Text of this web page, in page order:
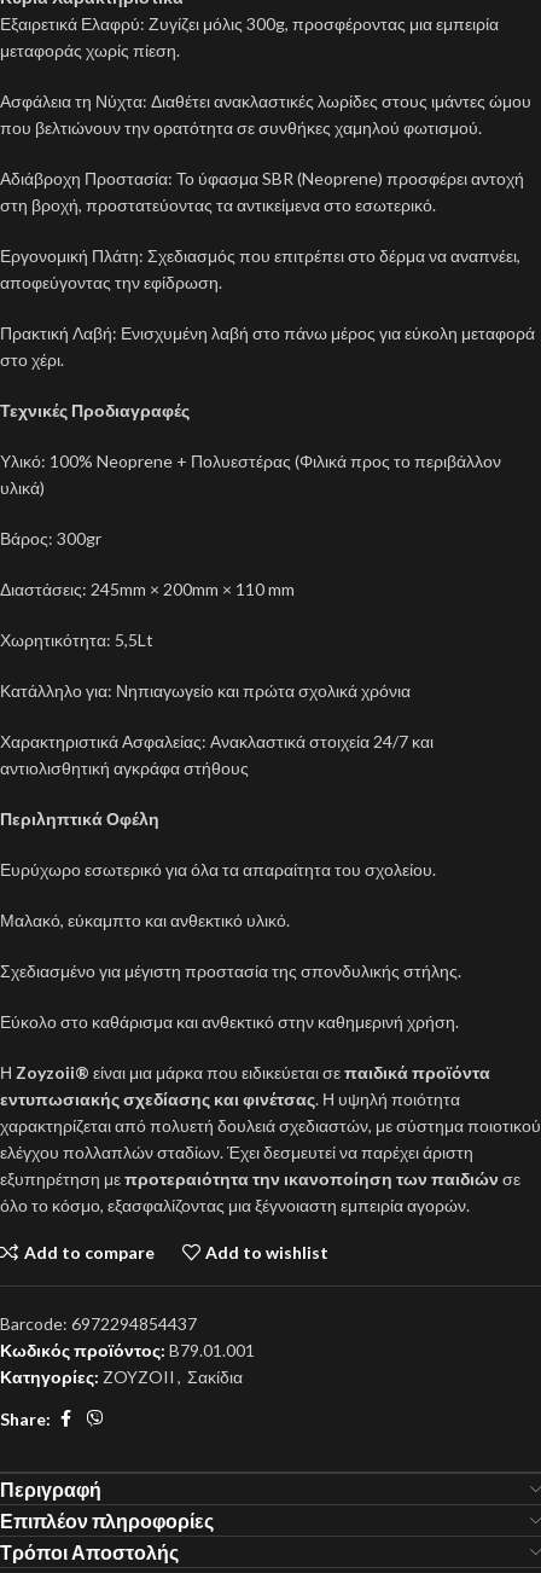
Εξαιρετικά Ελαφρύ: Ζυγίζει μόλις 300g, προσφέροντας μια εμπειρία
μεταφοράς χωρίς πίεση.
Ασφάλεια τη Νύχτα: Διαθέτει ανακλαστικές λωρίδες στους ιμάντες ώμου
που βελτιώνουν την ορατότητα σε συνθήκες χαμηλού φωτισμού.
Αδιάβροχη Προστασία: Το ύφασμα SBR (Neoprene) προσφέρει αντοχή
στη βροχή, προστατεύοντας τα αντικείμενα στο εσωτερικό.
Εργονομική Πλάτη: Σχεδιασμός που επιτρέπει στο δέρμα να αναπνέει,
αποφεύγοντας την εφίδρωση.
Πρακτική Λαβή: Ενισχυμένη λαβή στο πάνω μέρος για εύκολη μεταφορά
στο χέρι.
Τεχνικές Προδιαγραφές
Υλικό: 100% Neoprene + Πολυεστέρας (Φιλικά προς το περιβάλλον
υλικά)
Βάρος: 300gr
Διαστάσεις: 245mm × 200mm × 110 mm
Χωρητικότητα: 5,5Lt
Κατάλληλο για: Νηπιαγωγείο και πρώτα σχολικά χρόνια
Χαρακτηριστικά Ασφαλείας: Ανακλαστικά στοιχεία 24/7 και
αντιολισθητική αγκράφα στήθους
Περιληπτικά Οφέλη
Ευρύχωρο εσωτερικό για όλα τα απαραίτητα του σχολείου.
Μαλακό, εύκαμπτο και ανθεκτικό υλικό.
Σχεδιασμένο για μέγιστη προστασία της σπονδυλικής στήλης.
Εύκολο στο καθάρισμα και ανθεκτικό στην καθημερινή χρήση.
Η Zoyzoii® είναι μια μάρκα που ειδικεύεται σεπαιδικά προϊόντα
εντυπωσιακής σχεδίασης και φινέτσας. Η υψηλή ποιότητα
χαρακτηρίζεται από πολυετή δουλειά σχεδιαστών, με σύστημα ποιοτικού
ελέγχου πολλαπλών σταδίων. Έχει δεσμευτεί να παρέχει άριστη
εξυπηρέτηση μεπροτεραιότητα την ικανοποίηση των παιδιών σε
όλο το κόσμο, εξασφαλίζοντας μια ξέγνοιαστη εμπειρία αγορών.
Add to compare Add to wishlist
Barcode: 6972294854437
Κωδικός προϊόντος: B79.01.001
Κατηγορίες: ZOYZOII , Σακίδια
Share:
Περιγραφή
Επιπλέον πληροφορίες
Τρόποι Αποστολής